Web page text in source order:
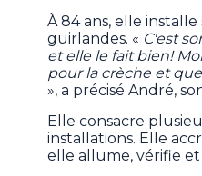
À 84 ans, elle installe
guirlandes. « C'est
et elle le fait bien!
pour la crèche et
», a précisé André,
Elle consacre
installations. Elle
elle allume, vérifie